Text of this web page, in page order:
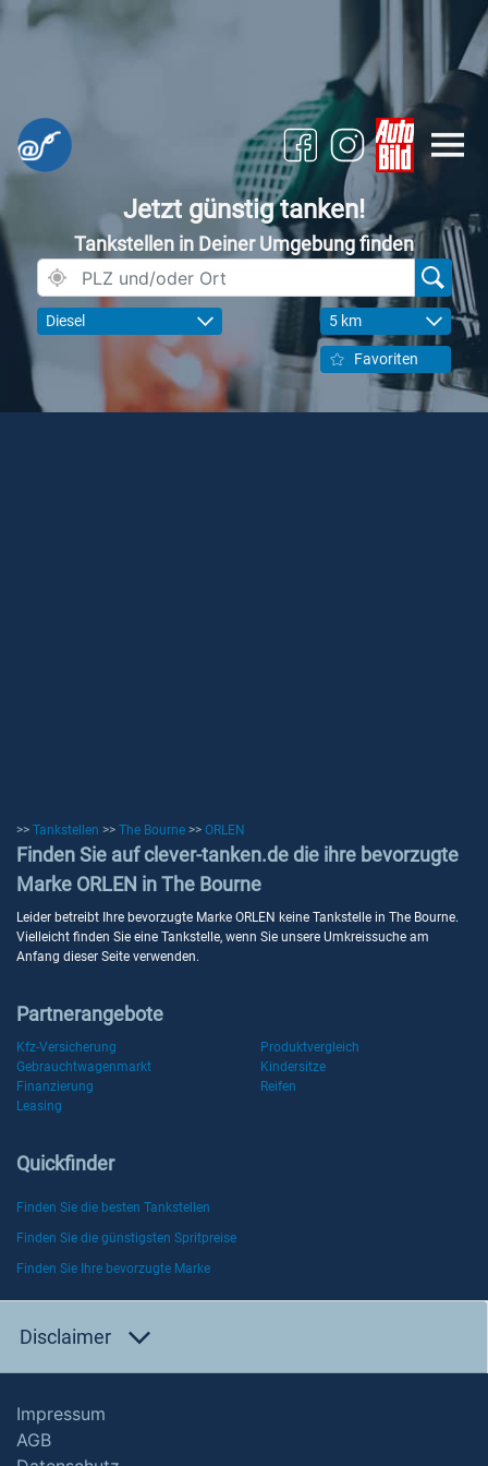
Jetzt günstig tanken!
Tankstellen in Deiner Umgebung finden
Diesel 5 km
Favoriten
>> Tankstellen >> The Bourne >> ORLEN
Finden Sie auf clever-tanken.de die ihre bevorzugte
Marke ORLEN in The Bourne
Leider betreibt Ihre bevorzugte Marke ORLEN keine Tankstelle in The Bourne.
Vielleicht finden Sie eine Tankstelle, wenn Sie unsere Umkreissuche am
Anfang dieser Seite verwenden.
Partnerangebote
Kfz-Versicherung
Produktvergleich
Gebrauchtwagenmarkt
Kindersitze
Finanzierung
Reifen
Leasing
Quickfinder
Finden Sie die besten Tankstellen
Finden Sie die günstigsten Spritpreise
Finden Sie Ihre bevorzugte Marke
Disclaimer
Impressum
AGB